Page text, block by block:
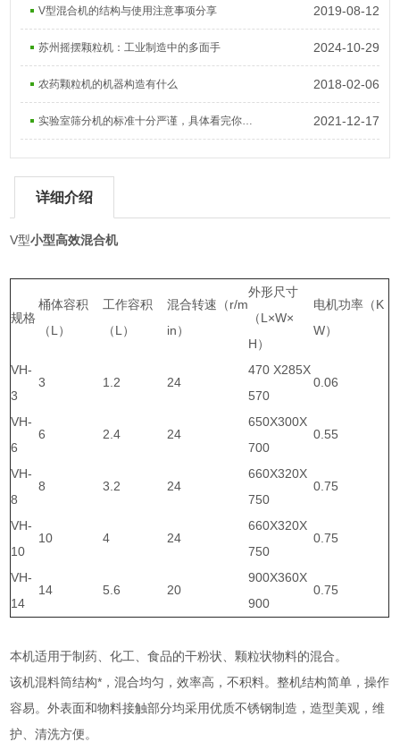
V型混合机的结构与使用注意事项分享 2019-08-12
苏州摇摆颗粒机：工业制造中的多面手 2024-10-29
农药颗粒机的机器构造有什么 2018-02-06
实验室筛分机的标准十分严谨，具体看完你就知道了 2021-12-17
详细介绍
V型小型高效混合机
规格
桶体容积
（L）
工作容积
（L）
混合转速（r/m
in）
外形尺寸
（L×W×
H）
电机功率（K
W）
VH-
3
3 1.2 24
470 X285X
570
0.06
VH-
6
6 2.4 24
650X300X
700
0.55
VH-
8
8 3.2 24
660X320X
750
0.75
VH-
10
10 4 24
660X320X
750
0.75
VH-
14
14 5.6 20
900X360X
900
0.75
本机适用于制药、化工、食品的干粉状、颗粒状物料的混合。
该机混料筒结构*，混合均匀，效率高，不积料。整机结构简单，操作
容易。外表面和物料接触部分均采用优质不锈钢制造，造型美观，维
护、清洗方便。